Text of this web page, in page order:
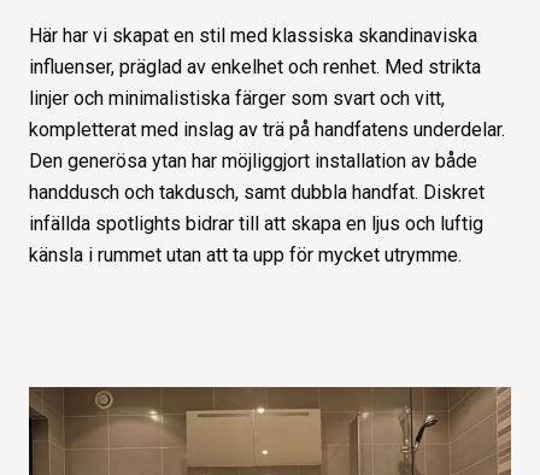
Här har vi skapat en stil med klassiska skandinaviska
influenser, präglad av enkelhet och renhet. Med strikta
linjer och minimalistiska färger som svart och vitt,
kompletterat med inslag av trä på handfatens underdelar.
Den generösa ytan har möjliggjort installation av både
handdusch och takdusch, samt dubbla handfat. Diskret
infällda spotlights bidrar till att skapa en ljus och luftig
känsla i rummet utan att ta upp för mycket utrymme.